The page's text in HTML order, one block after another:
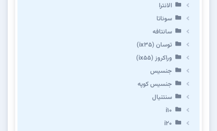
الانترا
سوناتا
سانتافه
توسان (ix35)
وراکروز (ix55)
جنسیس
جنسیس کوپه
سنتنیال
i10
i20